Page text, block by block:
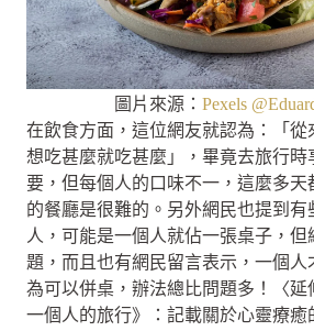
圖片來源： Pexels
在飲食方面，這位網友就認為：「從
想吃甚麼就吃甚麼」，畢竟去旅行時
要，但每個人的口味不一，這麼多天
的餐廳是很難的。另外網民也提到有
人，可能是一個人就佔一張桌子，但
題，而且也有網民留言表示，一個人
為可以併桌，辦法總比問題多！〈延
一個人的旅行》：記載關於心靈療癒